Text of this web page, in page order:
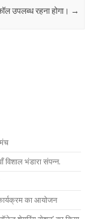
उपलब्ध रहना होगा। →
विशाल भंडारा संपन्न.
का आयोजन